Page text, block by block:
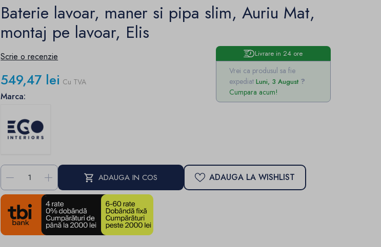
Baterie lavoar, maner si pipa slim, Auriu Mat,
montaj pe lavoar, Elis
Livrare in 24 ore
Vrei ca produsul sa fie
expediat Luni, 3 August
Cumpara acum!
Scrie o recenzie
549,47 lei Cu TVA
Marca:
- + ADAUGA IN COS ADAUGA LA WISHLIST